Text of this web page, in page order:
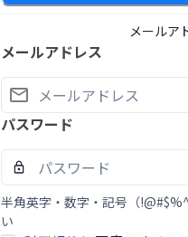
メールア
メールアドレス
パスワード
半角英字・数字・記号（
い